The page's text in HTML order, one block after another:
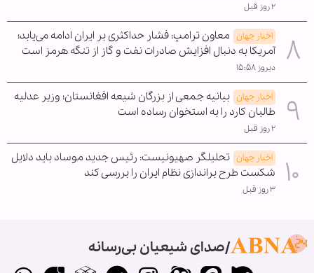
۲ روز قبل
اخبار جهان معاون ترامپ: فشار حداکثری بر ایران ادامه می‌یابد؛
آمریکا به دنبال افزایش صادرات نفت و گاز از تنگه هرمز است
دیروز ۱۵:۵۸
اخبار جهان بیانیه جمعی از بزرگان شیعه افغانستان؛ وزیر عدلیه
طالبان کارد را به استخوان رساده است
۲ روز قبل
اخبار جهان تحلیلگر صهیونیست: رئیس جدید موساد باید دلایل
شکست طرح براندازی نظام ایران را بررسی کند
۳ روز قبل
صدای شیعیان بی‌رسانه